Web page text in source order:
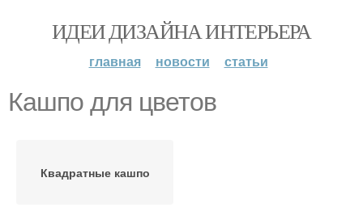
ИДЕИ ДИЗАЙНА ИНТЕРЬЕРА
главная новости статьи
Кашпо для цветов
Квадратные кашпо